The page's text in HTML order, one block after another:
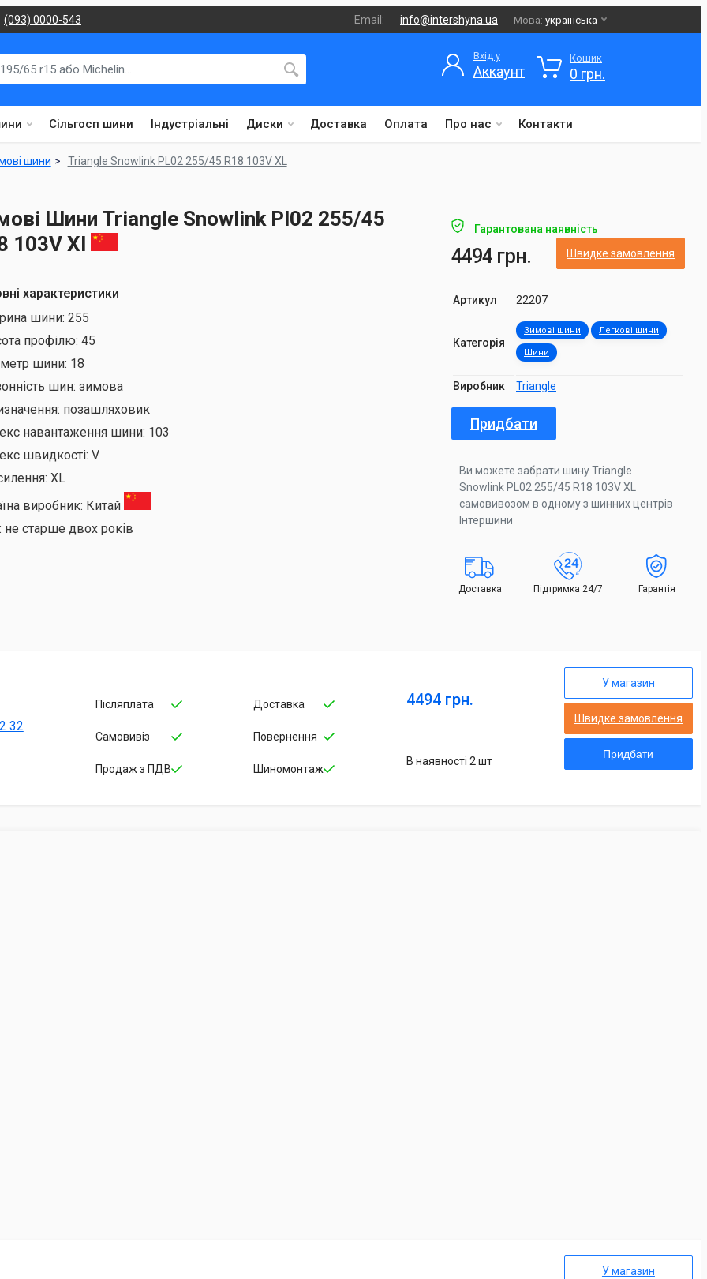
(093) 0000-543 Email: info@intershyna.ua Мова: українська
Сільгосп шини Індустріальні Диски Доставка Оплата Про нас Контакти
Вхід у
Аккаунт
Кошик
0 грн.
шини Triangle Snowlink PL02 255/45 R18 103V XL
Шини Triangle Snowlink Pl02 255/45
103V Xl
характеристики
шини: 255
профілю: 45
шини: 18
шин: зимова
позашляховик
навантаження шини: 103
швидкості: V
XL
виробник: Китай
не старше двох років
Гарантована наявність
4494 грн. Швидке замовлення
Артикул 22207
Категорія
Зимові шини Легкові шини
Шини
Виробник Triangle
Придбати
Ви можете забрати шину Triangle
Snowlink PL02 255/45 R18 103V XL
самовивозом в одному з шинних центрів
Інтершини
Доставка Підтримка 24/7 Гарантія
32
Післяплата
Самовивіз
Продаж з ПДВ
Доставка
Повернення
Шиномонтаж
4494 грн.
В наявності 2 шт
У магазин
Швидке замовлення
Придбати
У магазин